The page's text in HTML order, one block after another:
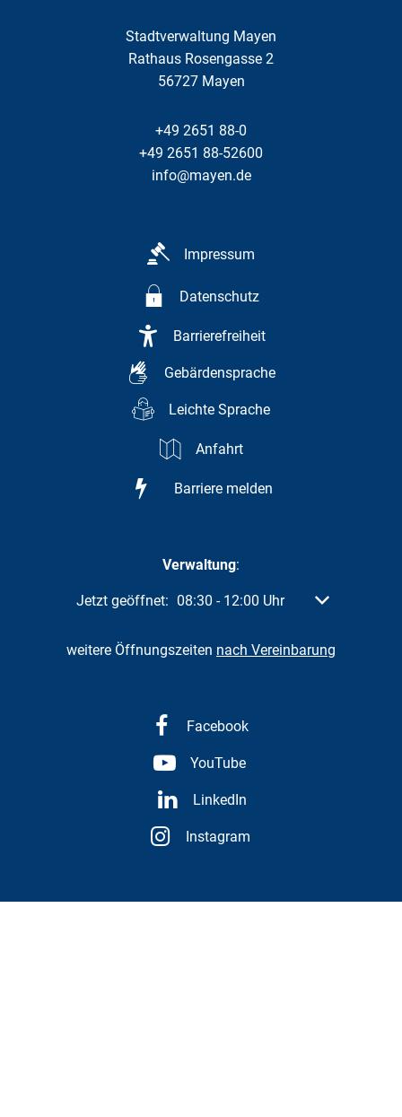
Stadtverwaltung Mayen
Rathaus Rosengasse 2
56727 Mayen
+49 2651 88-0
+49 2651 88-52600
info@mayen.de
Impressum
Datenschutz
Barrierefreiheit
Gebärdensprache
Leichte Sprache
Anfahrt
Barriere melden
Verwaltung:
Klicken, um weitere Öffnungs- oder Schließzeiten
Jetzt geöffnet: 08:30 - 12:00 Uhr Von 08:30 bis
weitere Öffnungszeiten nach Vereinbarung
Facebook
YouTube
LinkedIn
Instagram